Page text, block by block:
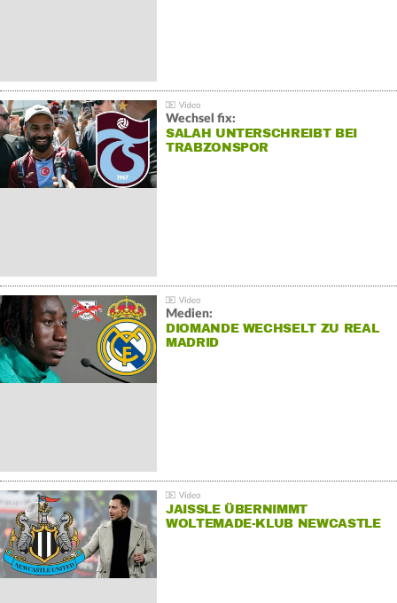
Wechsel fix:
SALAH UNTERSCHREIBT BEI
TRABZONSPOR
Medien:
DIOMANDE WECHSELT ZU REAL
MADRID
JAISSLE ÜBERNIMMT
WOLTEMADE-KLUB NEWCASTLE